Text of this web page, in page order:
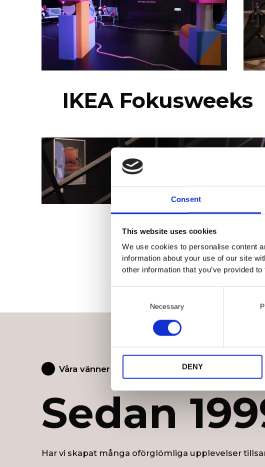
Consent
This website uses cookies
We use cookies to personalise content
information about your use of our site
other information that you’ve provided
e
e
c
i
Necessary
DENY
IKEA Fokusweeks
Våra vänner
Sedan
Har vi skapat många oförglömliga upplevelser